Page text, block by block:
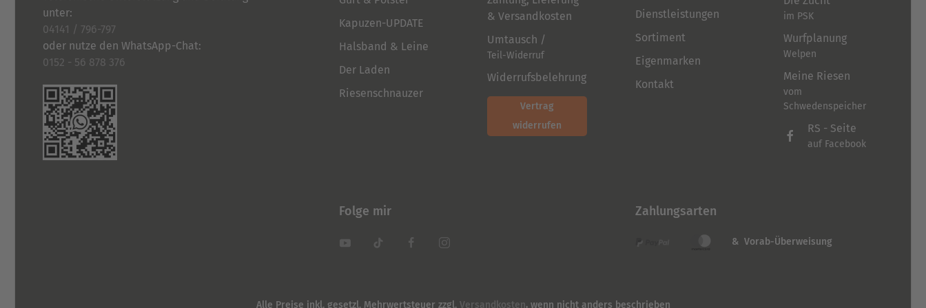
unter:
04141 / 796-797
oder nutze den WhatsApp-Chat:
0152 - 56 878 376
Kapuzen-UPDATE
Halsband & Leine
Der Laden
Riesenschnauzer
& Versandkosten
Umtausch /
Teil-Widerruf
Widerrufsbelehrung
Vertrag
widerrufen
Dienstleistungen
Sortiment
Eigenmarken
Kontakt
im PSK
Wurfplanung
Welpen
Meine Riesen
vom
Schwedenspeicher
RS - Seite
auf Facebook
Folge mir Zahlungsarten
& Vorab-Überweisung
Alle Preise inkl. gesetzl. Mehrwertsteuer zzgl. Versandkosten, wenn nicht anders beschrieben